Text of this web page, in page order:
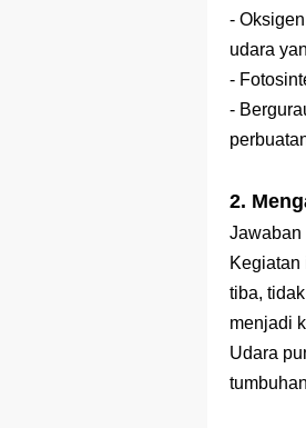
-
udara
-
-
2.
Jawaban
Kegiatan
tiba,
menjadi
Udara